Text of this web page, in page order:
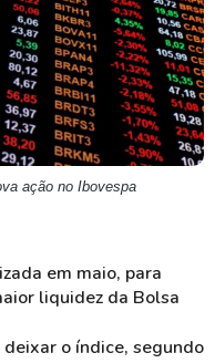
ação no Ibovespa
em maio, para
liquidez da Bolsa
o índice, segundo